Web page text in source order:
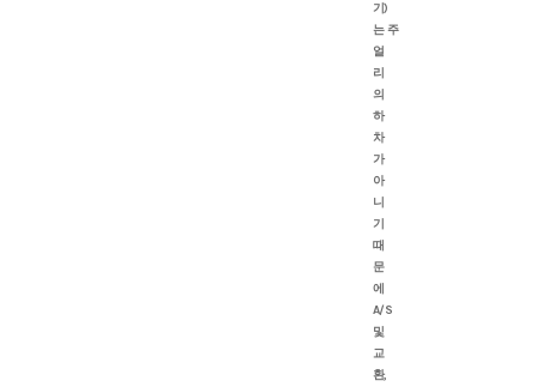
기)
는 주
얼
리
의
하
차
가
아
니
기
때
문
에
A/S
및
교
환,